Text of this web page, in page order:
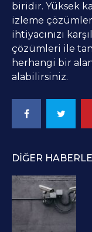
biridir. Yüksek
izleme
ihtiyacınızı
çözümleri ile
herhangi bir
alabilirsiniz.
DIĞER